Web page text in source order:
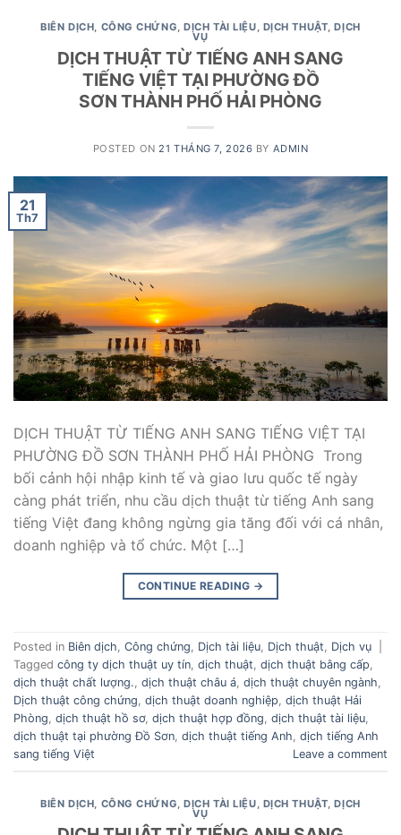
BIÊN DỊCH, CÔNG CHỨNG,DỊCH TÀI LIỆU, DỊCH THUẬT,DỊCH
VỤ
DỊCH THUẬT TỪ TIẾNG ANH SANG
TIẾNG VIỆT TẠI PHƯỜNG ĐỒ
SƠN THÀNH PHỐ HẢI PHÒNG
POSTED ON21 THÁNG 7, 2026 BY ADMIN
21
Th7
DỊCH THUẬT TỪ TIẾNG ANH SANG TIẾNG VIỆT TẠI
PHƯỜNG ĐỒ SƠN THÀNH PHỐ HẢI PHÒNG Trong
bối cảnh hội nhập kinh tế và giao lưu quốc tế ngày
càng phát triển, nhu cầu dịch thuật từ tiếng Anh sang
tiếng Việt đang không ngừng gia tăng đối với cá nhân,
doanh nghiệp và tổ chức. Một […]
CONTINUE READING →
Posted in Biên dịch, Công chứng, Dịch tài liệu, Dịch thuật, Dịch vụ
Tagged công ty dịch thuật uy tín, dịch thuật, dịch thuật bằng cấp,
dịch thuật chất lượng., dịch thuật châu á, dịch thuật chuyên ngành,
Dịch thuật công chứng, dịch thuật doanh nghiệp, dịch thuật Hải
Phòng, dịch thuật hồ sơ, dịch thuật hợp đồng, dịch thuật tài liệu,
dịch thuật tại phường Đồ Sơn, dịch thuật tiếng Anh, dịch tiếng Anh
sang tiếng Việt
Leave a comment
BIÊN DỊCH, CÔNG CHỨNG,DỊCH TÀI LIỆU, DỊCH THUẬT,DỊCH
VỤ